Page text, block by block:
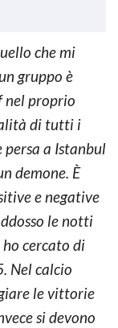
che mi
gruppo è
nel proprio
di tutti i
a Istanbul
demone. È
e negative
le notti
cercato di
Nel calcio
le vittorie
si devono